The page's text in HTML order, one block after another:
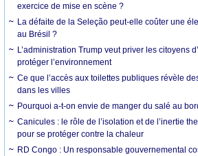
exercice de mise en scène ?
La défaite de la Seleção peut-elle coûter une
au Brésil ?
L’administration Trump veut priver les citoyens
protéger l’environnement
Ce que l’accès aux toilettes publiques révèle
dans les villes
Pourquoi a-t-on envie de manger du salé au
Canicules : le rôle de l’isolation et de l’inertie
pour se protéger contre la chaleur
RD Congo : Un responsable gouvernemental